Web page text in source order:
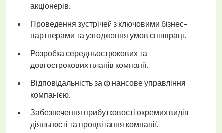
акціонерів.
Проведення зустрічей з ключовими бізнес-
партнерами та узгодження умов співпраці.
Розробка середньострокових та
довгострокових планів компанії.
Відповідальність за фінансове управління
компанією.
Забезпечення прибутковості окремих видів
діяльності та процвітання компанії.